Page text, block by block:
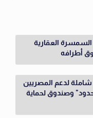
السمسرة العقارية
أطرافه
شاملة لدعم المصريين
وصندوق لحماية